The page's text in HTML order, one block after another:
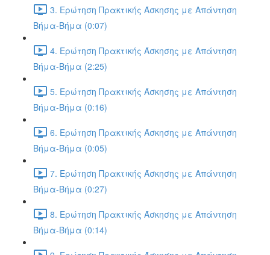
3. Ερώτηση Πρακτικής Άσκησης με Απάντηση
Βήμα-Βήμα (0:07)
4. Ερώτηση Πρακτικής Άσκησης με Απάντηση
Βήμα-Βήμα (2:25)
5. Ερώτηση Πρακτικής Άσκησης με Απάντηση
Βήμα-Βήμα (0:16)
6. Ερώτηση Πρακτικής Άσκησης με Απάντηση
Βήμα-Βήμα (0:05)
7. Ερώτηση Πρακτικής Άσκησης με Απάντηση
Βήμα-Βήμα (0:27)
8. Ερώτηση Πρακτικής Άσκησης με Απάντηση
Βήμα-Βήμα (0:14)